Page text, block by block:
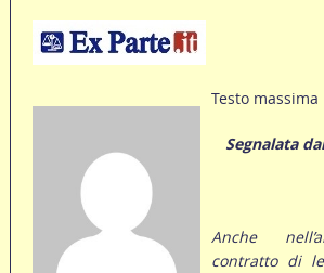
Testo massima
Segnalata
Anche
contratto di